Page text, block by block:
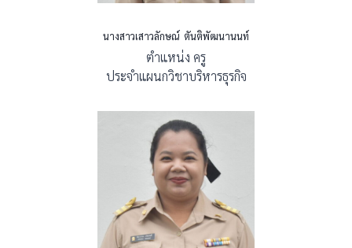
นางสาวเสาวลักษณ์ ตันติพัฒนานนท์
ตำแหน่ง ครู
ประจำแผนกวิชาบริหารธุรกิจ